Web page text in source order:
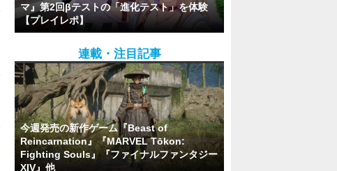
マ』第2回βテストの「進化テスト」を体験
【プレイレポ】
連載・注目記事
今週発売の新作ゲーム『Beast of
Reincarnation』『MARVEL Tōkon:
Fighting Souls』『ファイナルファンタジー
XIV』他